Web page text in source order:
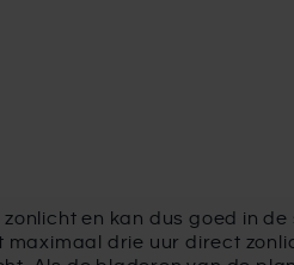
en kan dus goed in
drie uur direct